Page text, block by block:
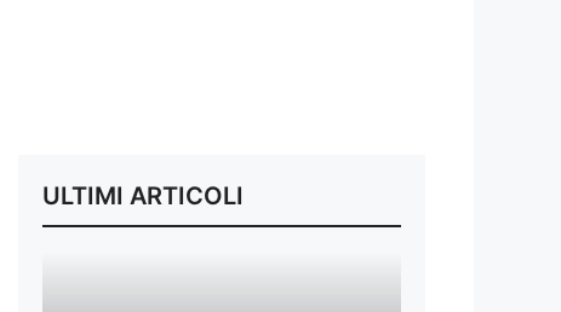
ULTIMI ARTICOLI